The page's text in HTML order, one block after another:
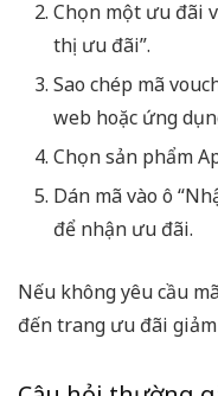
Chọn một ưu đãi
thị ưu đãi”.
Sao chép mã
web hoặc ứng
Chọn sản phẩm
Dán mã vào ô
để nhận ưu đãi.
Nếu không yêu cầu
đến trang ưu đãi